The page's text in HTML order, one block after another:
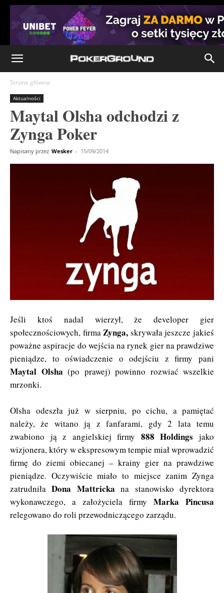
Strona główna
Aktualności
Maytal Olsha odchodzi z
Zynga Poker
Napisany przez Wesker - 15/09/2014
Jeśli ktoś nadal wierzył, że developer gier
społecznościowych, firmaZynga, skrywała jeszcze jakieś
poważne aspiracje do wejścia na rynek gier na prawdziwe
pieniądze, to oświadczenie o odejściu z firmy pani
Maytal Olsha (po prawej) powinno rozwiać wszelkie
mrzonki.
Olsha odeszła już w sierpniu, po cichu, a pamiętać
należy, że witano ją z fanfarami, gdy 2 lata temu
zwabiono ją z angielskiej firmy 888 Holdingsjako
wizjonera, który w ekspresowym tempie miał wprowadzić
firmę do ziemi obiecanej – krainy gier na prawdziwe
pieniądze. Oczywiście miało to miejsce zanim Zynga
zatrudniłaDona Mattricka na stanowisko dyrektora
wykonawczego, a założyciela firmy Marka Pincusa
relegowano do roli przewodniczącego zarządu.